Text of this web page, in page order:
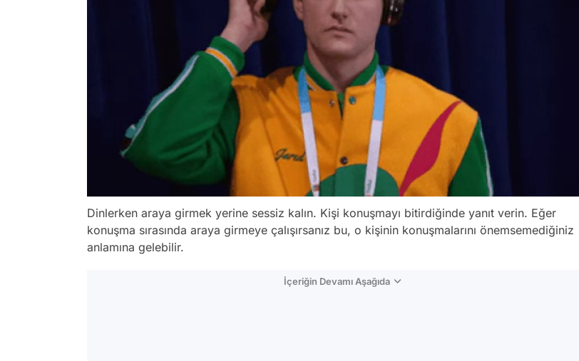
Dinlerken araya girmek yerine sessiz kalın. Kişi konuşmayı bitirdiğinde yanıt verin. Eğer
konuşma sırasında araya girmeye çalışırsanız bu, o kişinin konuşmalarını önemsemediğiniz
anlamına gelebilir.
İçeriğin Devamı Aşağıda